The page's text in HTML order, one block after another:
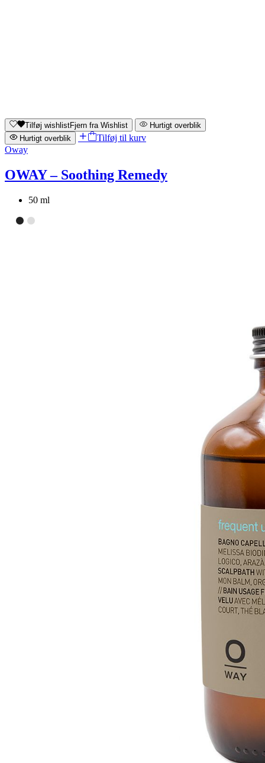
Tilføj wishlistFjern fra Wishlist
Hurtigt overblik
Hurtigt overblik
Tilføj til kurv
Oway
OWAY – Soothing Remedy
50 ml